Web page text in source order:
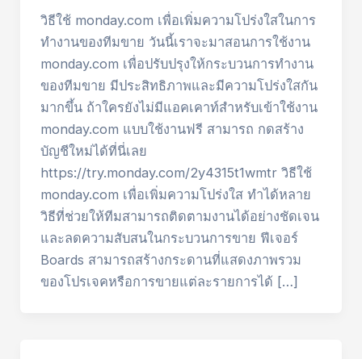
วิธีใช้ monday.com เพื่อเพิ่มความโปร่งใสในการ
ทำงานของทีมขาย วันนี้เราจะมาสอนการใช้งาน
monday.com เพื่อปรับปรุงให้กระบวนการทำงาน
ของทีมขาย มีประสิทธิภาพและมีความโปร่งใสกัน
มากขึ้น ถ้าใครยังไม่มีแอคเคาท์สำหรับเข้าใช้งาน
monday.com แบบใช้งานฟรี สามารถ กดสร้าง
บัญชีใหม่ได้ที่นี่เลย
https://try.monday.com/2y4315t1wmtr วิธีใช้
monday.com เพื่อเพิ่มความโปร่งใส ทำได้หลาย
วิธีที่ช่วยให้ทีมสามารถติดตามงานได้อย่างชัดเจน
และลดความสับสนในกระบวนการขาย ฟีเจอร์
Boards สามารถสร้างกระดานที่แสดงภาพรวม
ของโปรเจคหรือการขายแต่ละรายการได้ […]